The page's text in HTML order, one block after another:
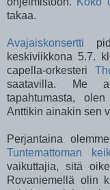
takaa.
Avajaiskonsertti
keskiviikkona 5.7.
capella-orkesteri
saatavilla. Me
tapahtumasta,
Anttikin ainakin sen
Perjantaina
Tuntemattoman
vaikuttajia, sitä
Rovaniemellä olin